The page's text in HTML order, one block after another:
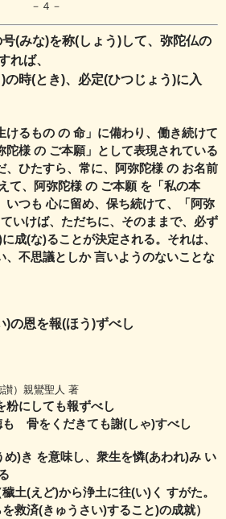
－４－
(みな)を称(しょう)して、弥陀仏の
れば、
の時(とき)、必定(ひつじょう)に入
けるもの の 命」に備わり、働き続けて
陀様 の ご本願」として表現されている
、ひたすら、常に、阿弥陀様 の お名前
て、
阿弥陀様 の ご本願 を「私の本
いつも 心に留め、保ち続けて、「阿弥
いけば、 ただちに、そのままで、必ず
成(な)ることが決定される。それは、
、不思議としか 言いようのないことな
)の恩を報(ほう)ずべし
讃）親鸞聖人 著
にしても報ずべし
も 骨をくだきても謝(しゃ)すべし
め)き を意味し、衆生を憐(あわれ)み い
土(えど)から浄土に往(い)く すがた。
救済(きゅうさい)すること)の成就）